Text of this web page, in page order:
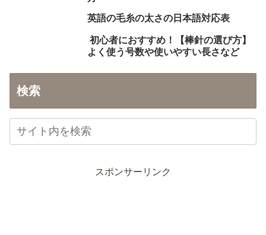
英語の毛糸の太さの日本語対応表
初心者におすすめ！【棒針の選び方】
よく使う号数や使いやすい長さなど
検索
スポンサーリンク